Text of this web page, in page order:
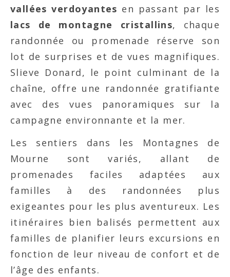
vallées verdoyantes en passant par les
lacs de montagne cristallins, chaque
randonnée ou promenade réserve son
lot de surprises et de vues magnifiques.
Slieve Donard, le point culminant de la
chaîne, offre une randonnée gratifiante
avec des vues panoramiques sur la
campagne environnante et la mer.
Les sentiers dans les Montagnes de
Mourne sont variés, allant de
promenades faciles adaptées aux
familles à des randonnées plus
exigeantes pour les plus aventureux. Les
itinéraires bien balisés permettent aux
familles de planifier leurs excursions en
fonction de leur niveau de confort et de
l’âge des enfants.